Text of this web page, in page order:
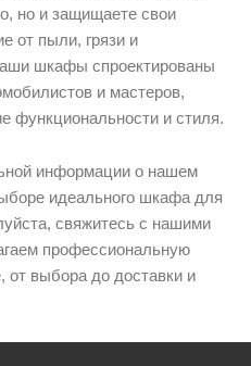
но и защищаете свои
от пыли, грязи и
шкафы спроектированы
и мастеров,
функциональности и стиля.
информации о нашем
идеального шкафа для
свяжитесь с нашими
профессиональную
от выбора до доставки и